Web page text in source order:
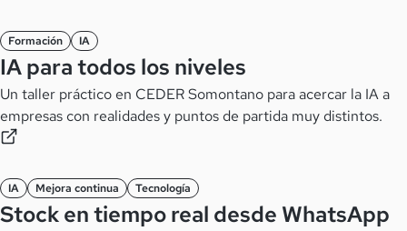
Formación IA
IA para todos los niveles
Un taller práctico en CEDER Somontano para acercar la IA a
empresas con realidades y puntos de partida muy distintos.
IA Mejora continua Tecnología
Stock en tiempo real desde WhatsApp